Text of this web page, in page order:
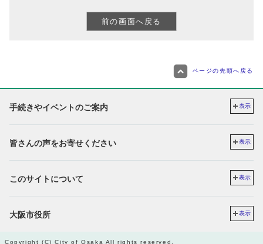
ページの先頭へ戻る
手続きやイベントのご案内 表示
皆さんの声をお寄せください 表示
このサイトについて 表示
大阪市役所 表示
Copyright (C) City of Osaka All rights reserved.